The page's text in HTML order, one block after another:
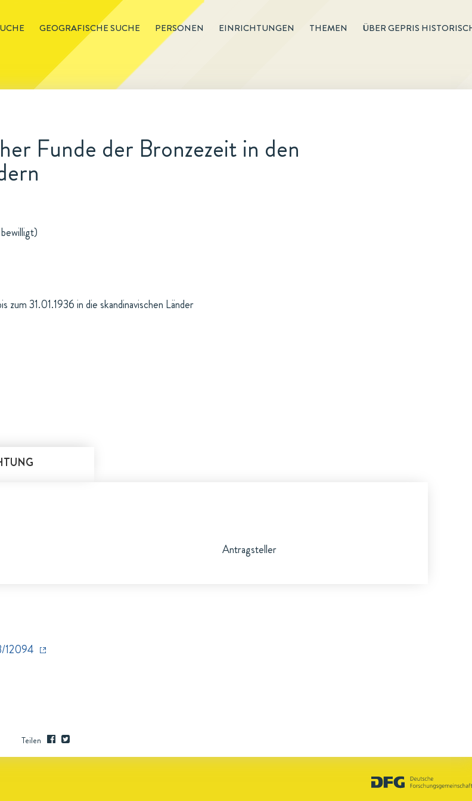
GEOGRAFISCHE SUCHE PERSONEN EINRICHTUNGEN THEMEN ÜBER GEPRIS
Funde der Bronzezeit in den
31.01.1936 in die skandinavischen Länder
Antragsteller
12094
Teilen